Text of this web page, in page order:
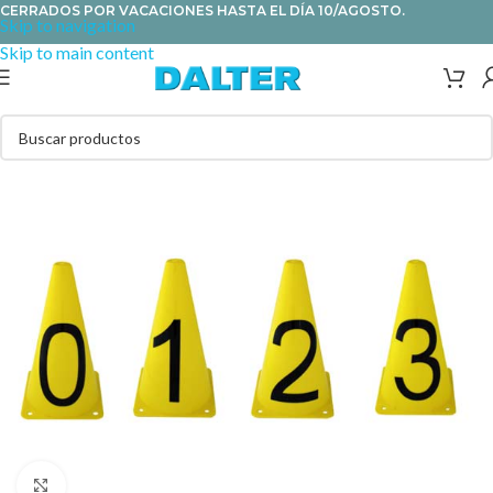
Skip to navigation
Skip to main content
CERRADOS POR VACACIONES HASTA EL DÍA 10/AGOSTO.